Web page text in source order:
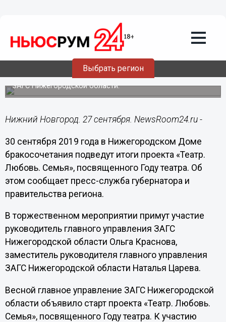
Выбрать регион
В Нижегородском Доме
бракосочетания состоится праздник
«Театр. Любовь. Семья»
Организатором акции выступило главное управление
ЗАГС Нижегородской области.
Нижний Новгород. 27 сентября. NewsRoom24.ru -
30 сентября 2019 года в Нижегородском Доме
бракосочетания подведут итоги проекта «Театр.
Любовь. Семья», посвященного Году театра. Об
этом сообщает пресс-служба губернатора и
правительства региона.
В торжественном мероприятии примут участие
руководитель главного управления ЗАГС
Нижегородской области Ольга Краснова,
заместитель руководителя главного управления
ЗАГС Нижегородской области Наталья Царева.
Весной главное управление ЗАГС Нижегородской
области объявило старт проекта «Театр. Любовь.
Семья», посвященного Году театра. К участию